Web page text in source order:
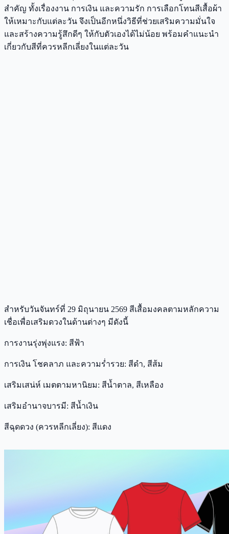
สำคัญ ทั้งเรื่องงาน การเงิน และความรัก การเลือกโทนสีเสื้อผ้า
ให้เหมาะกับแต่ละวัน จึงเป็นอีกหนึ่งวิธีที่ช่วยเสริมความมั่นใจ
และสร้างความรู้สึกดีๆ ให้กับตัวเองได้ไม่น้อย พร้อมคำแนะนำ
เกี่ยวกับสีที่ควรหลีกเลี่ยงในแต่ละวัน
สำหรับวันจันทร์ที่ 29 มิถุนายน 2569 สีเสื้อมงคลตามหลักความ
เชื่อเพื่อเสริมดวงในด้านต่างๆ มีดังนี้
การงานรุ่งพุ่งแรง: สีฟ้า
การเงิน โชคลาภ และความร่ำรวย: สีดำ, สีส้ม
เสริมเสน่ห์ เมตตามหานิยม: สีน้ำตาล, สีเหลือง
เสริมอำนาจบารมี: สีน้ำเงิน
สีฉุดดวง (ควรหลีกเลี่ยง): สีแดง